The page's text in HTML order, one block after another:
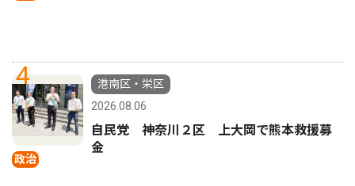
4
政治
港南区・栄区
2026.08.06
自民党 神奈川２区 上大岡で熊本救援募
金